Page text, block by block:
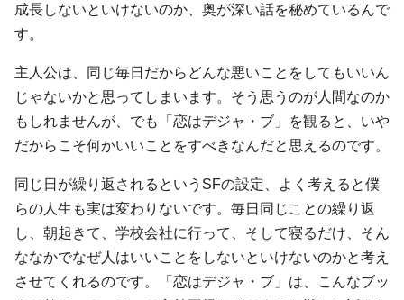
成長しないといけないのか、奥が深い話を秘めているんで
す。
主人公は、同じ毎日だからどんな悪いことをしてもいいん
じゃないかと思ってしまいます。そう思うのが人間なのか
もしれませんが、でも「恋はデジャ・ブ」を観ると、いや
だからこそ何かいいことをすべきなんだと思えるのです。
同じ日が繰り返されるというSFの設定、よく考えると僕
らの人生も実は変わりないです。毎日同じことの繰り返
し、朝起きて、学校会社に行って、そして寝るだけ、そん
ななかでなぜ人はいいことをしないといけないのかと考え
させてくれるのです。「恋はデジャ・ブ」は、こんなブッ